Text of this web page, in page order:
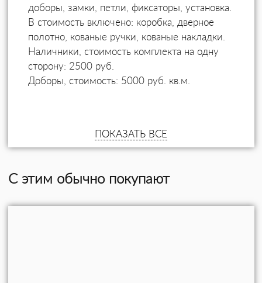
доборы, замки, петли, фиксаторы, установка.
В стоимость включено: коробка, дверное
полотно, кованые ручки, кованые накладки.
Наличники, стоимость комплекта на одну
сторону: 2500 руб.
Доборы, стоимость: 5000 руб. кв.м.
ПОКАЗАТЬ ВСЕ
С этим обычно покупают